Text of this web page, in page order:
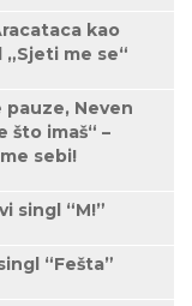
kao
me se“
Neven
što imaš“ –
sebi!
singl “M!”
“Fešta”